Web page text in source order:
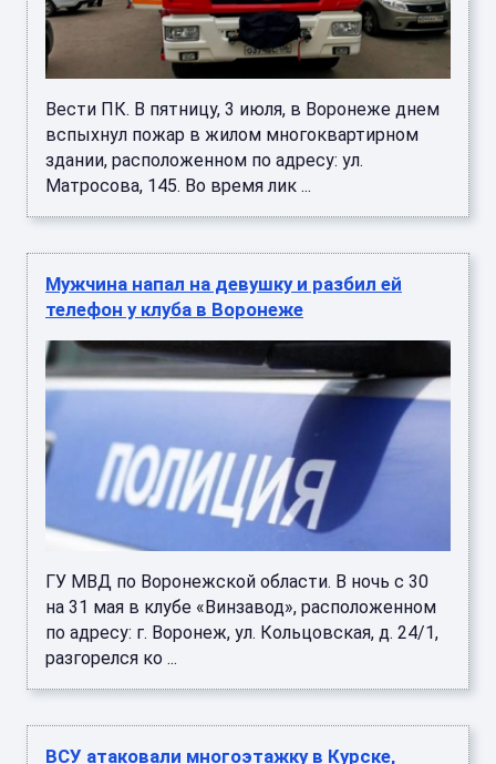
Вести ПК. В пятницу, 3 июля, в Воронеже днем
вспыхнул пожар в жилом многоквартирном
здании, расположенном по адресу: ул.
Матросова, 145. Во время лик ...
Мужчина напал на девушку и разбил ей
телефон у клуба в Воронеже
ГУ МВД по Воронежской области. В ночь с 30
на 31 мая в клубе «Винзавод», расположенном
по адресу: г. Воронеж, ул. Кольцовская, д. 24/1,
разгорелся ко ...
ВСУ атаковали многоэтажку в Курске,